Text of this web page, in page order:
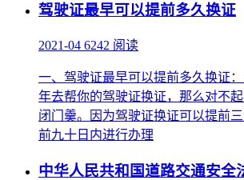
驾驶证最早可以提前多久换证
2021-04 6242 阅读
一、驾驶证最早可以提前多久换证
年去帮你的驾驶证换证，那么对不
闭门羹。因为驾驶证换证可以提前
前九十日内进行办理
中华人民共和国道路交通安全